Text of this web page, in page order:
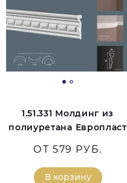
1.51.331 Молдинг из
полиуретана Европласт
ОТ 579 РУБ.
В корзину